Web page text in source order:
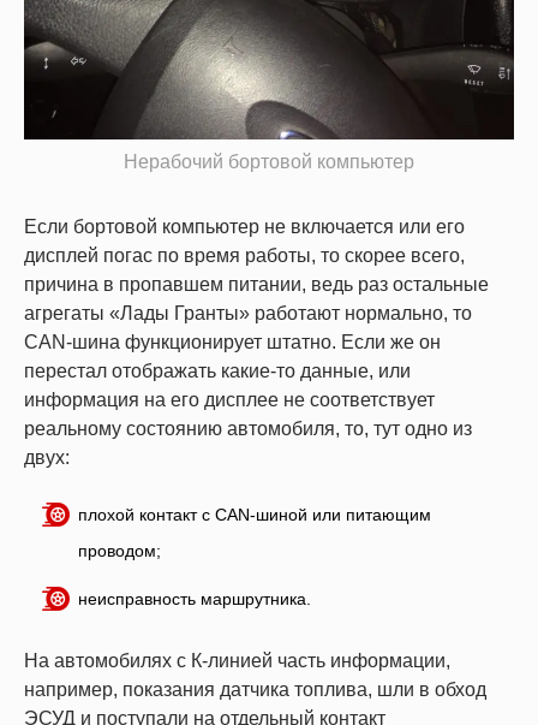
Нерабочий бортовой компьютер
Если бортовой компьютер не включается или его
дисплей погас по время работы, то скорее всего,
причина в пропавшем питании, ведь раз остальные
агрегаты «Лады Гранты» работают нормально, то
CAN-шина функционирует штатно. Если же он
перестал отображать какие-то данные, или
информация на его дисплее не соответствует
реальному состоянию автомобиля, то, тут одно из
двух:
плохой контакт с CAN-шиной или питающим
проводом;
неисправность маршрутника.
На автомобилях с К-линией часть информации,
например, показания датчика топлива, шли в обход
ЭСУД и поступали на отдельный контакт